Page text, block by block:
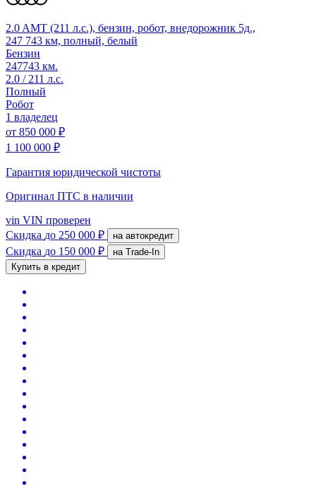
2.0 AMT (211 л.с.), бензин, робот, внедорожник 5д.,
247 743 км, полный, белый
Бензин
247743 км.
2.0 / 211 л.с.
Полный
Робот
1 владелец
от 850 000 ₽
1 100 000 ₽
Гарантия юридической чистоты
Оригинал ПТС в наличии
vin VIN проверен
Скидка до 250 000 ₽ на автокредит
Скидка до 150 000 ₽
на Trade-In
Купить в кредит